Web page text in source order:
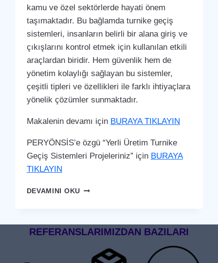
kamu ve özel sektörlerde hayati önem
taşımaktadır. Bu bağlamda turnike geçiş
sistemleri, insanların belirli bir alana giriş ve
çıkışlarını kontrol etmek için kullanılan etkili
araçlardan biridir. Hem güvenlik hem de
yönetim kolaylığı sağlayan bu sistemler,
çeşitli tipleri ve özellikleri ile farklı ihtiyaçlara
yönelik çözümler sunmaktadır.
Makalenin devamı için BURAYA TIKLAYIN
PERYÖNSİS’e özgü “Yerli Üretim Turnike
Geçiş Sistemleri Projeleriniz” için BURAYA
TIKLAYIN
DEVAMINI OKUSELÇUKLU
REFERANSLARIMIZDAN BAZILARI